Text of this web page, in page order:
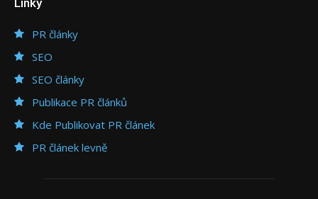
PR články
SEO
SEO články
Publikace PR článků
Kde Publikovat PR článek
PR článek levně